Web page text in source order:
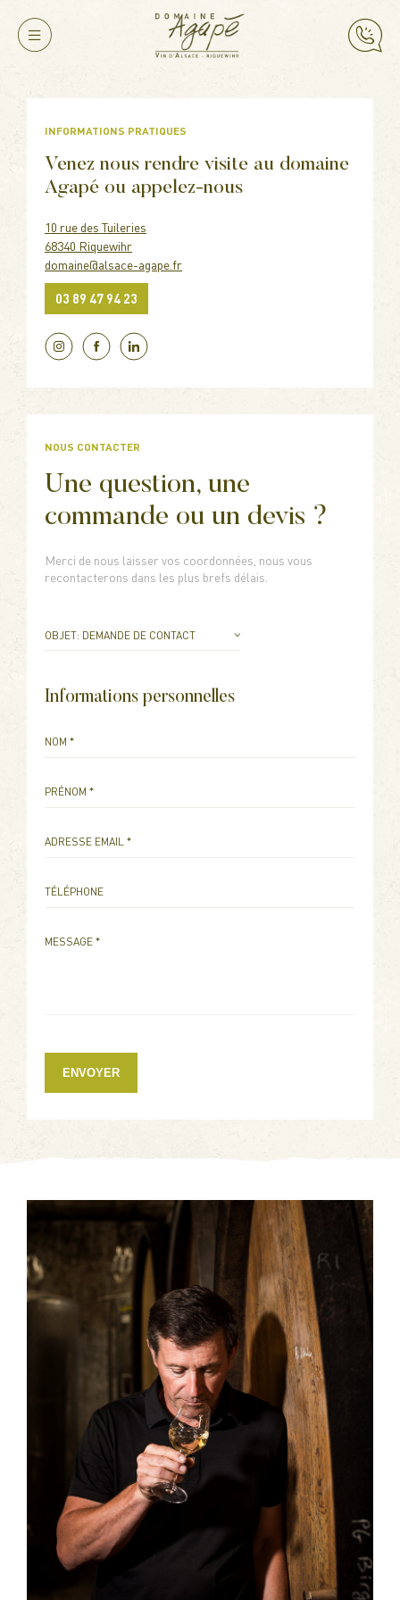
NOUS CONTACTER
Une question, une
commande ou un devis ?
Merci de nous laisser vos coordonnées, nous vous
recontacterons dans les plus brefs délais.
OBJET: DEMANDE DE CONTACT
OBJET: DEMANDE DE DEVIS
Informations personnelles
INFORMATIONS PRATIQUES
Venez nous rendre visite au domaine
Agapé ou appelez-nous
10 rue des Tuileries
68340 Riquewihr
domaine@alsace-agape.fr
03 89 47 94 23